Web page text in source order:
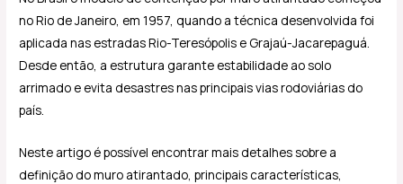
no Rio de Janeiro, em 1957, quando a técnica desenvolvida foi
aplicada nas estradas Rio-Teresópolis e Grajaú-Jacarepaguá.
Desde então, a estrutura garante estabilidade ao solo
arrimado e evita desastres nas principais vias rodoviárias do
país.
Neste artigo é possível encontrar mais detalhes sobre a
definição do muro atirantado, principais características,